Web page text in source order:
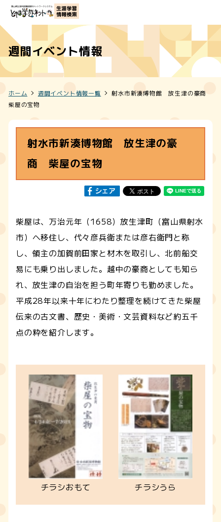
週間イベント情報
ホーム 週間イベント情報一覧
射水市新湊博物館 放生津の豪商
柴屋の宝物
射水市新湊博物館 放生津の豪
商 柴屋の宝物
柴屋は、万治元年（1658）放生津町（富山県射水
市）へ移住し、代々彦兵衛または彦右衛門と称
し、領主の加賀前田家と材木を取引し、北前船交
易にも乗り出しました。越中の豪商としても知ら
れ、放生津の自治を担う町年寄りも勤めました。
平成28年以来十年にわたり整理を続けてきた柴屋
伝来の古文書、歴史・美術・文芸資料など約五千
点の粋を紹介します。
チラシおもて チラシうら